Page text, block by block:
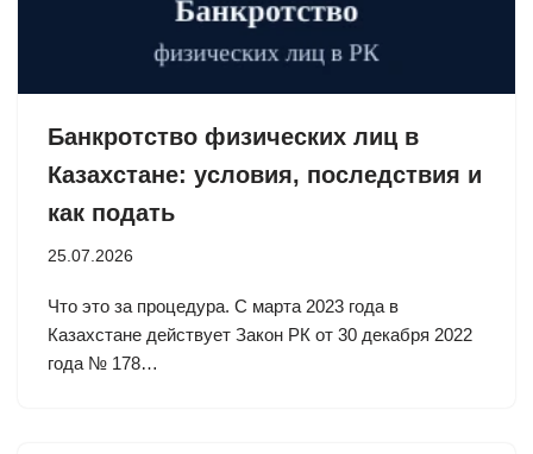
Банкротство физических лиц в
Казахстане: условия, последствия и
как подать
25.07.2026
Что это за процедура. С марта 2023 года в
Казахстане действует Закон РК от 30 декабря 2022
года № 178…